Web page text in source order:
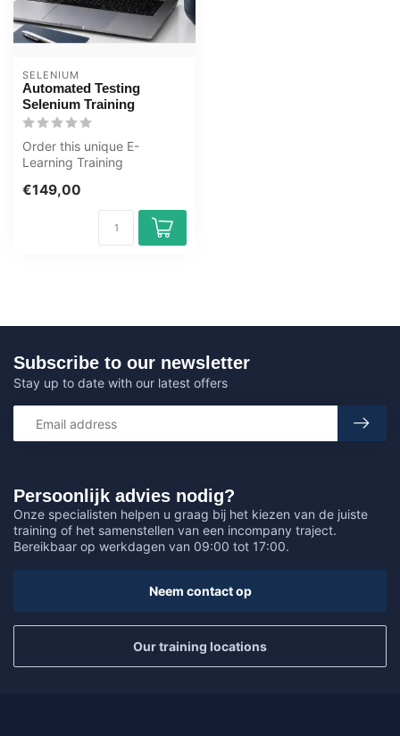
SELENIUM
Automated Testing
Selenium Training
Order this unique E-
Learning Training
Selenium online, 1 year...
€149,00
Persoonlijk advies nodig?
Onze specialisten helpen u graag bij het kiezen van de juiste
training of het samenstellen van een incompany traject.
Bereikbaar op werkdagen van 09:00 tot 17:00.
Neem contact op
Our training locations
Subscribe to our newsletter
Stay up to date with our latest offers